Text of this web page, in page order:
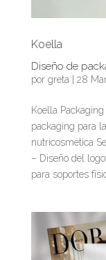
Koella
Diseño de
por greta| 28
Koella
packaging para
nutricosmética
– Diseño del
para soportes